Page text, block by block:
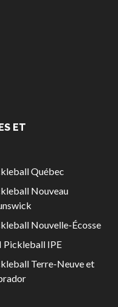
ET
Québec
Nouveau
Nouvelle-Écosse
Pickleball IPE
Terre-Neuve et